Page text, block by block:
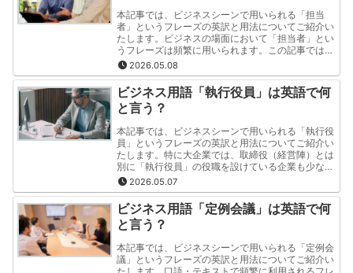
本記事では、ビジネスシーンで用いられる「担当
者」というフレーズの英訳と用法についてご紹介い
たします。ビジネスの場面において「担当者」とい
うフレーズは頻繁に用いられます。この記事では
「担当者」というフレーズの英訳と用法を"分かり
やすく・簡潔"にご紹介いたします。
2026.05.08
ビジネス用語「執行役員」は英語で何
と言う？
本記事では、ビジネスシーンで用いられる「執行役
員」というフレーズの英訳と用法についてご紹介い
たします。特に大企業では、取締役（経営陣）とは
別に「執行役員」の役職を設けている企業も少なく
ありません。この記事では「執行役員」というフレ
ーズの英訳と用法を"分かりやすく・簡潔"にご紹介
いたします。
2026.05.07
ビジネス用語「定例会議」は英語で何
と言う？
本記事では、ビジネスシーンで用いられる「定例会
議」というフレーズの英訳と用法についてご紹介い